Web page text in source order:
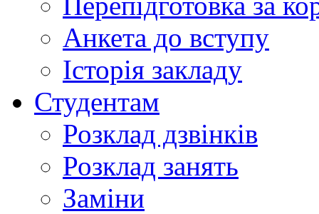
Анкета до вступу
Історія закладу
Студентам
Розклад дзвінків
Розклад занять
Заміни